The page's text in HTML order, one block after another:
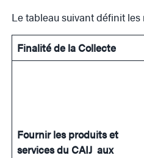
Le tableau suivant définit
Finalité de la Collecte
Fournir les produits et
services du CAIJ aux